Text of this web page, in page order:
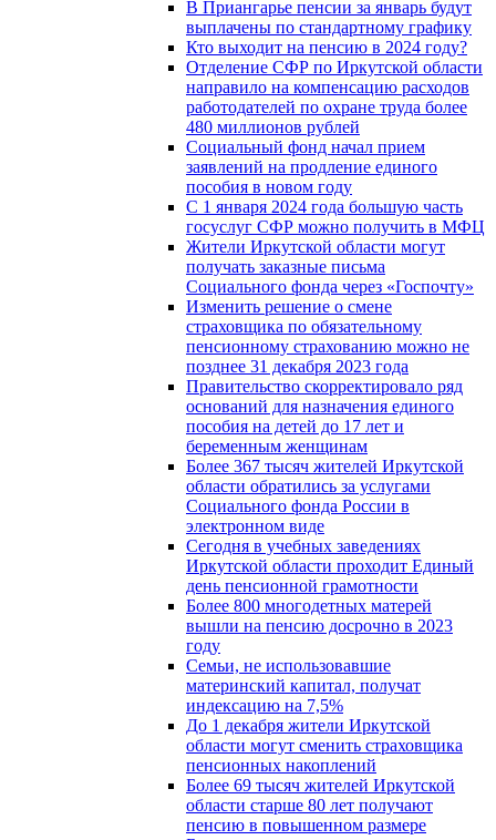
В Приангарье пенсии за январь будут
выплачены по стандартному графику
Кто выходит на пенсию в 2024 году?
Отделение СФР по Иркутской области
направило на компенсацию расходов
работодателей по охране труда более
480 миллионов рублей
Социальный фонд начал прием
заявлений на продление единого
пособия в новом году
С 1 января 2024 года большую часть
госуслуг СФР можно получить в МФЦ
Жители Иркутской области могут
получать заказные письма
Социального фонда через «Госпочту»
Изменить решение о смене
страховщика по обязательному
пенсионному страхованию можно не
позднее 31 декабря 2023 года
Правительство скорректировало ряд
оснований для назначения единого
пособия на детей до 17 лет и
беременным женщинам
Более 367 тысяч жителей Иркутской
области обратились за услугами
Социального фонда России в
электронном виде
Сегодня в учебных заведениях
Иркутской области проходит Единый
день пенсионной грамотности
Более 800 многодетных матерей
вышли на пенсию досрочно в 2023
году
Семьи, не использовавшие
материнский капитал, получат
индексацию на 7,5%
До 1 декабря жители Иркутской
области могут сменить страховщика
пенсионных накоплений
Более 69 тысяч жителей Иркутской
области старше 80 лет получают
пенсию в повышенном размере